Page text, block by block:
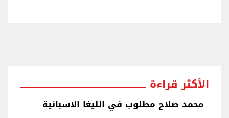
الأكثر قراءة
محمد صلاح مطلوب في الليغا الاسبانية